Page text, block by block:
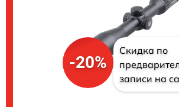
-20%
Скидка по
записи на